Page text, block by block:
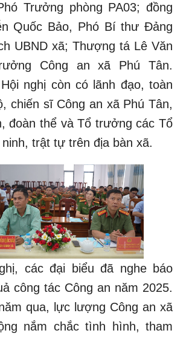
Trưởng phòng PA03; đồng
Quốc Bảo, Phó Bí thư Đảng
UBND xã; Thượng tá Lê Văn
Công an xã Phú Tân.
nghị còn có lãnh đạo, toàn
chiến sĩ Công an xã Phú Tân,
đoàn thể và Tổ trưởng các Tổ
ninh, trật tự trên địa bàn xã.
các đại biểu đã nghe báo
công tác Công an năm 2025.
qua, lực lượng Công an xã
nắm chắc tình hình, tham